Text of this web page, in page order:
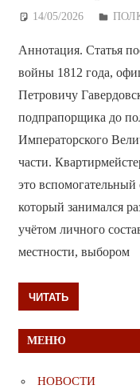
14/05/2026
Аннотация. Статья
войны 1812 года,
Петровичу
подпрапорщика до
Императорского
части.
это
который занимался
учётом личного
местности, выбором
ЧИТАТЬ
МЕНЮ
НОВОСТИ